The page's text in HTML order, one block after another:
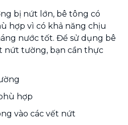
bị nứt lớn, bê tông có
hợp vì có khả năng chịu
nước tốt. Để sử dụng bê
nứt tường, bạn cần thực
hợp
vào các vết nứt